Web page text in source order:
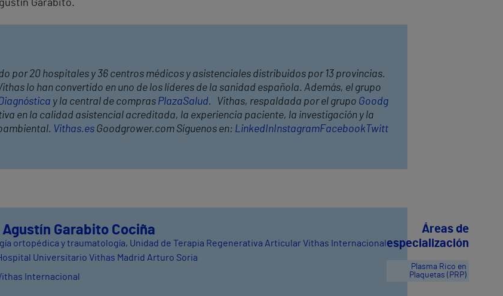
Garabito.
por 20 hospitales y 36 centros médicos y asistenciales distribuidos por 13 provincias.
lo han convertido en uno de los líderes de la sanidad española. Además, el grupo
y la central de compras PlazaSalud. Vithas, respaldada por el grupo Goodg
en la calidad asistencial acreditada, la experiencia paciente, la investigación y la
Vithas.es Goodgrower.com Síguenos en: LinkedInInstagramFacebook Twitt
Agustín Garabito Cociña
ortopédica y traumatología, Unidad de Terapia Regenerativa Articular Vithas Internacional
Universitario Vithas Madrid Arturo Soria
Internacional
Áreas de
especialización
Plasma Rico en
Plaquetas (PRP)